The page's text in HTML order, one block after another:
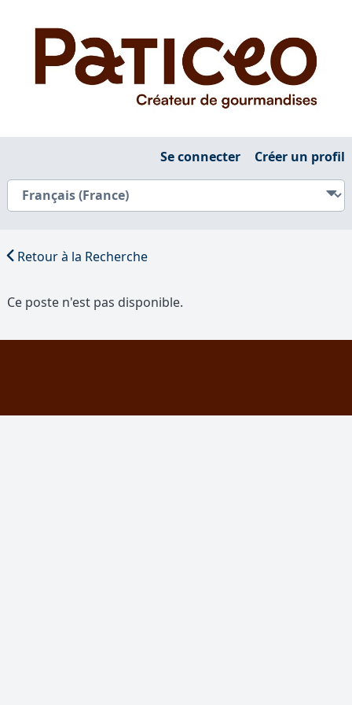
Se connecter Créer un profil
Retour à la Recherche
Ce poste n'est pas disponible.